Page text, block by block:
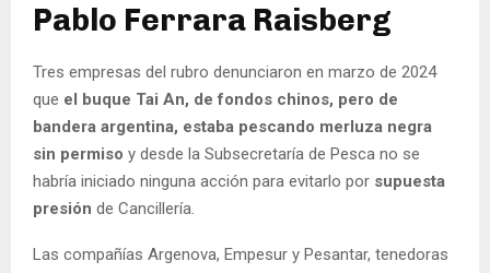
Pablo Ferrara Raisberg
Tres empresas del rubro denunciaron en marzo de 2024
que el buque Tai An, de fondos chinos, pero de
bandera argentina, estaba pescando merluza negra
sin permiso y desde la Subsecretaría de Pesca no se
habría iniciado ninguna acción para evitarlo por supuesta
presión de Cancillería.
Las compañías Argenova, Empesur y Pesantar, tenedoras